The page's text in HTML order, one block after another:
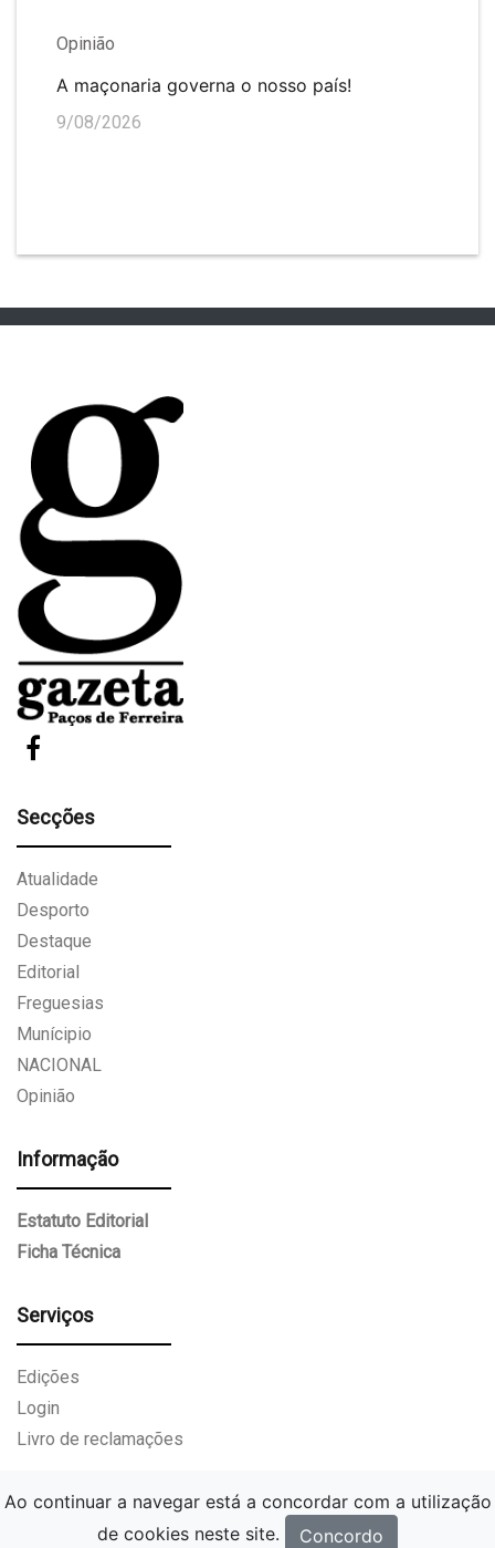
Opinião
A maçonaria governa o nosso país!
9/08/2026
Secções
Atualidade
Desporto
Destaque
Editorial
Freguesias
Munícipio
NACIONAL
Opinião
Informação
Estatuto Editorial
Ficha Técnica
Serviços
Edições
Login
Livro de reclamações
Gazeta Paços de Ferreira.Todos os direitos reservados.
Ao continuar a navegar está a concordar com a utilização
de cookies neste site.
Concordo